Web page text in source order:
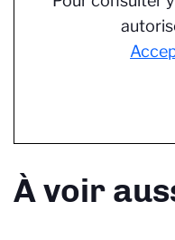
À voir